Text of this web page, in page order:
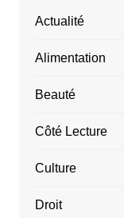
Actualité
Alimentation
Beauté
Côté Lecture
Culture
Droit